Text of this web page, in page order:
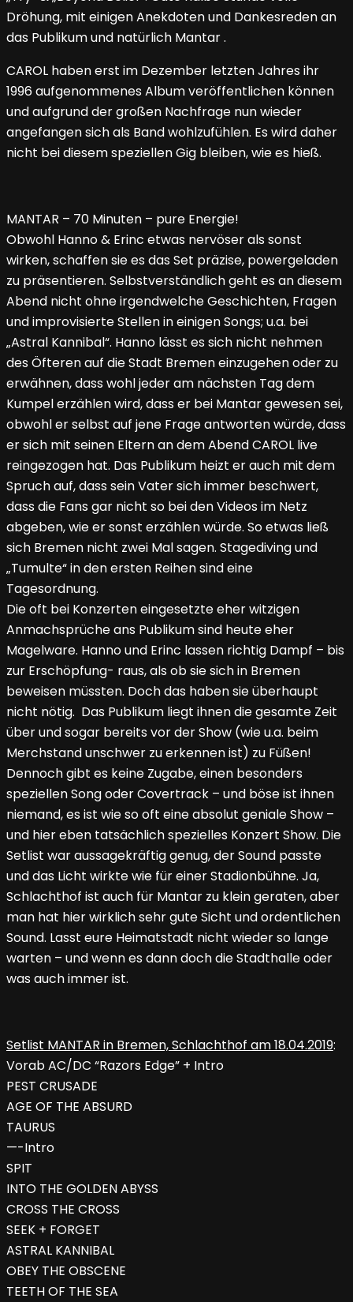
Dröhung, mit einigen Anekdoten und Dankesreden an
das Publikum und natürlich Mantar .
CAROL haben erst im Dezember letzten Jahres ihr
1996 aufgenommenes Album veröffentlichen können
und aufgrund der großen Nachfrage nun wieder
angefangen sich als Band wohlzufühlen. Es wird daher
nicht bei diesem speziellen Gig bleiben, wie es hieß.
MANTAR – 70 Minuten – pure Energie!
Obwohl Hanno & Erinc etwas nervöser als sonst
wirken, schaffen sie es das Set präzise, powergeladen
zu präsentieren. Selbstverständlich geht es an diesem
Abend nicht ohne irgendwelche Geschichten, Fragen
und improvisierte Stellen in einigen Songs; u.a. bei
„Astral Kannibal“. Hanno lässt es sich nicht nehmen
des Öfteren auf die Stadt Bremen einzugehen oder zu
erwähnen, dass wohl jeder am nächsten Tag dem
Kumpel erzählen wird, dass er bei Mantar gewesen sei,
obwohl er selbst auf jene Frage antworten würde, dass
er sich mit seinen Eltern an dem Abend CAROL live
reingezogen hat. Das Publikum heizt er auch mit dem
Spruch auf, dass sein Vater sich immer beschwert,
dass die Fans gar nicht so bei den Videos im Netz
abgeben, wie er sonst erzählen würde. So etwas ließ
sich Bremen nicht zwei Mal sagen. Stagediving und
„Tumulte“ in den ersten Reihen sind eine
Tagesordnung.
Die oft bei Konzerten eingesetzte eher witzigen
Anmachsprüche ans Publikum sind heute eher
Magelware. Hanno und Erinc lassen richtig Dampf – bis
zur Erschöpfung- raus, als ob sie sich in Bremen
beweisen müssten. Doch das haben sie überhaupt
nicht nötig. Das Publikum liegt ihnen die gesamte Zeit
über und sogar bereits vor der Show (wie u.a. beim
Merchstand unschwer zu erkennen ist) zu Füßen!
Dennoch gibt es keine Zugabe, einen besonders
speziellen Song oder Covertrack – und böse ist ihnen
niemand, es ist wie so oft eine absolut geniale Show –
und hier eben tatsächlich spezielles Konzert Show. Die
Setlist war aussagekräftig genug, der Sound passte
und das Licht wirkte wie für einer Stadionbühne. Ja,
Schlachthof ist auch für Mantar zu klein geraten, aber
man hat hier wirklich sehr gute Sicht und ordentlichen
Sound. Lasst eure Heimatstadt nicht wieder so lange
warten – und wenn es dann doch die Stadthalle oder
was auch immer ist.
Setlist MANTAR in Bremen, Schlachthof am 18.04.2019:
Vorab AC/DC “Razors Edge” + Intro
PEST CRUSADE
AGE OF THE ABSURD
TAURUS
—-Intro
SPIT
INTO THE GOLDEN ABYSS
CROSS THE CROSS
SEEK + FORGET
ASTRAL KANNIBAL
OBEY THE OBSCENE
TEETH OF THE SEA